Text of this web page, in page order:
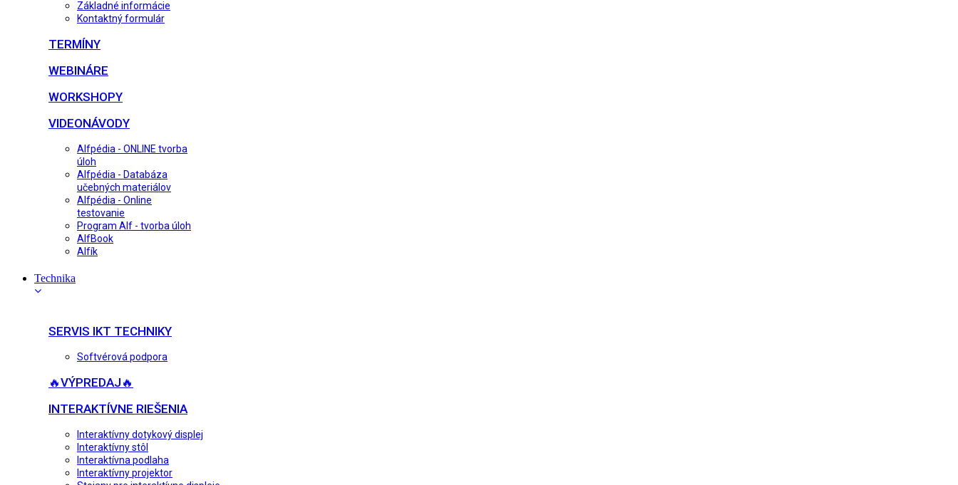
Základné informácie
Kontaktný formulár
TERMÍNY
WEBINÁRE
WORKSHOPY
VIDEONÁVODY
Alfpédia - ONLINE tvorba
úloh
Alfpédia - Databáza
učebných materiálov
Alfpédia - Online
testovanie
Program Alf - tvorba úloh
AlfBook
Alfík
Technika
SERVIS IKT TECHNIKY
Softvérová podpora
🔥VÝPREDAJ🔥
INTERAKTÍVNE RIEŠENIA
Interaktívny dotykový displej
Interaktívny stôl
Interaktívna podlaha
Interaktívny projektor